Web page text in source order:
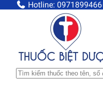
Hotline: 0971899466